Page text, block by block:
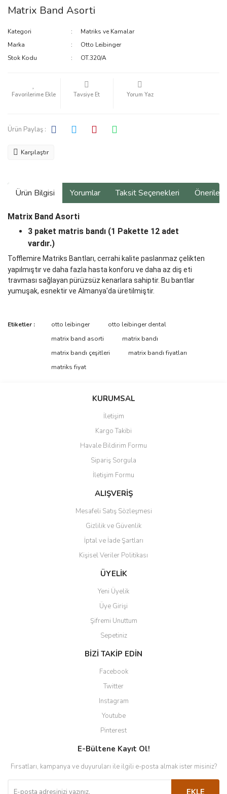
Matrix Band Asorti
Kategori
Matriks ve Kamalar
Marka
Otto Leibinger
Stok Kodu
OT.320/A
Tavsiye Et Yorum Yaz
Ürün Paylaş :
Karşılaştır
Ürün Bilgisi Yorumlar Taksit Seçenekleri
Matrix Band Asorti
3 paket matris bandı (1 Pakette 12 adet
vardır.)
Tofflemire Matriks Bantları, cerrahi kalite paslanmaz çelikten
yapılmıştır ve daha fazla hasta konforu ve daha az diş eti
travması sağlayan pürüzsüz kenarlara sahiptir. Bu bantlar
yumuşak, esnektir ve Almanya'da üretilmiştir.
Bu ürüne ilk yorumu siz yapın!
Bu ürünün fiyat bilgisi, resim, ürün açıklamalarında ve diğer
tarafımıza iletebilirsiniz.
Görüş ve önerileriniz için teşekkür ederiz.
Ürün fiyatı diğer sitelerden daha pahalı.
Bu ürüne benzer farklı alternatifler olmalı.
Etiketler : otto leibinger
otto leibinger dental
matrix band asorti
matrix bandı
matrix bandı çeşitleri
matrix bandı fiyatları
matriks fiyat
KURUMSAL
İletişim
Kargo Takibi
Havale Bildirim Formu
Sipariş Sorgula
İletişim Formu
ALIŞVERİŞ
Mesafeli Satış Sözleşmesi
Gizlilik ve Güvenlik
İptal ve İade Şartları
Kişisel Veriler Politikası
ÜYELİK
Yeni Üyelik
Üye Girişi
Şifremi Unuttum
Sepetiniz
BİZİ TAKİP EDİN
Facebook
Twitter
Instagram
Youtube
Pinterest
E-Bültene Kayıt Ol!
Fırsatları, kampanya ve duyuruları ile ilgili e-posta almak ister misiniz?